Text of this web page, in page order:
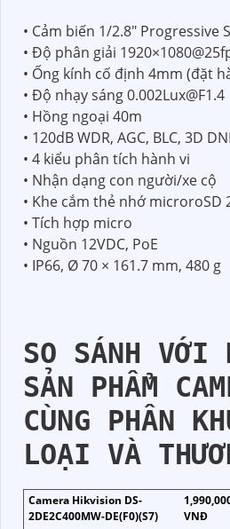
• Cảm biến 1/2.8" Progressive
• Độ phân giải
• Ống kính cố định 4mm (đặt
• Độ nhạy sáng 0.002Lux@F1.4
• Hồng ngoại 40m
• 120dB WDR, AGC, BLC, 3D
• 4 kiểu phân tích hành vi
• Nhận dạng con người/xe cộ
• Khe cắm thẻ nhớ microroSD
• Tích hợp micro
• Nguồn 12VDC, PoE
• IP66, Ø 70 × 161.7 mm, 480 g
SO SÁNH VỚI
SẢN PHẨM
CÙNG PHÂN
LOẠI VÀ
Camera Hikvision DS-
2DE2C400MW-DE(F0)(S7)
VNĐ